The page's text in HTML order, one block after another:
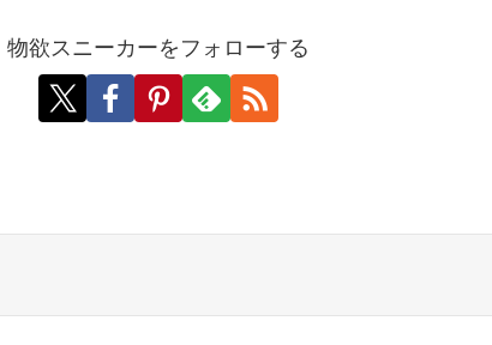
物欲スニーカーをフォローする